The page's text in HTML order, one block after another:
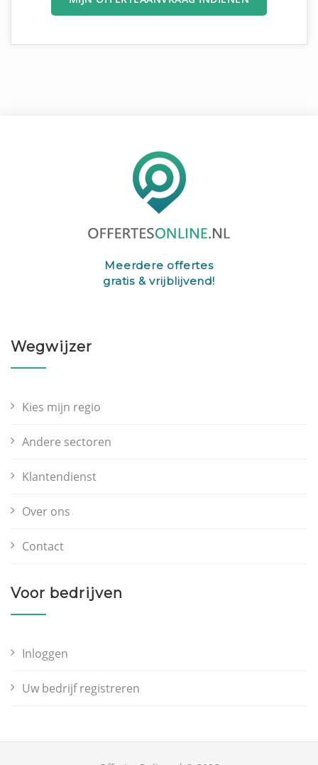
Meerdere offertes
gratis & vrijblijvend!
Wegwijzer
Kies mijn regio
Andere sectoren
Klantendienst
Over ons
Contact
Voor bedrijven
Inloggen
Uw bedrijf registreren